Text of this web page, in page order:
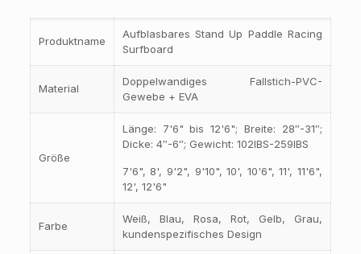
Produktname
Aufblasbares Stand Up Paddle Racing
Surfboard
Material
Doppelwandiges Fallstich-PVC-
Gewebe + EVA
Größe
Länge: 7'6" bis 12'6"; Breite: 28″-31″;
Dicke: 4″-6″; Gewicht: 102IBS-259IBS
7'6", 8', 9'2", 9'10", 10', 10'6", 11', 11'6",
12', 12'6"
Farbe
Weiß, Blau, Rosa, Rot, Gelb, Grau,
kundenspezifisches Design